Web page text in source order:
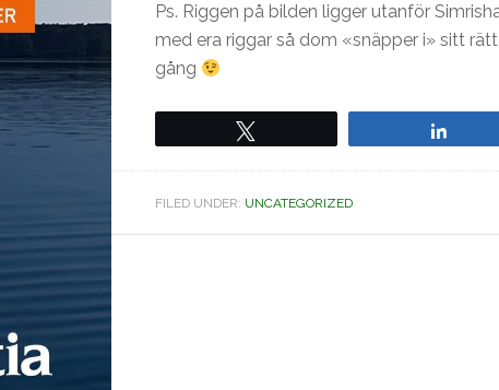
Ps. Riggen på bilden ligger utanför
med era riggar så dom «snäpper i» sitt
gång
FILED UNDER: UNCATEGORIZED